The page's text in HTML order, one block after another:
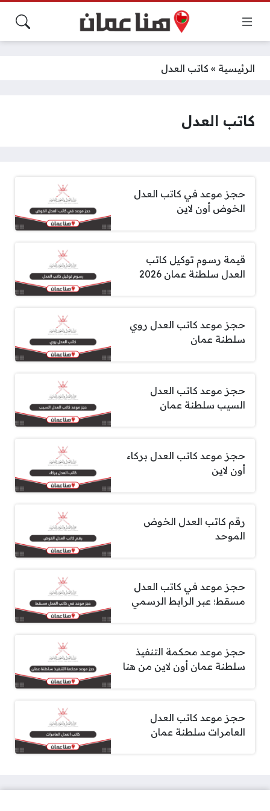
الرئيسية » كاتب العدل
كاتب العدل
حجز موعد في كاتب العدل
الخوض أون لاين
قيمة رسوم توكيل كاتب
العدل سلطنة عمان 2026
حجز موعد كاتب العدل روي
سلطنة عمان
حجز موعد كاتب العدل
السيب سلطنة عمان
حجز موعد كاتب العدل بركاء
أون لاين
رقم كاتب العدل الخوض
الموحد
حجز موعد في كاتب العدل
مسقط؛ عبر الرابط الرسمي
حجز موعد محكمة التنفيذ
سلطنة عمان أون لاين من هنا
حجز موعد كاتب العدل
العامرات سلطنة عمان